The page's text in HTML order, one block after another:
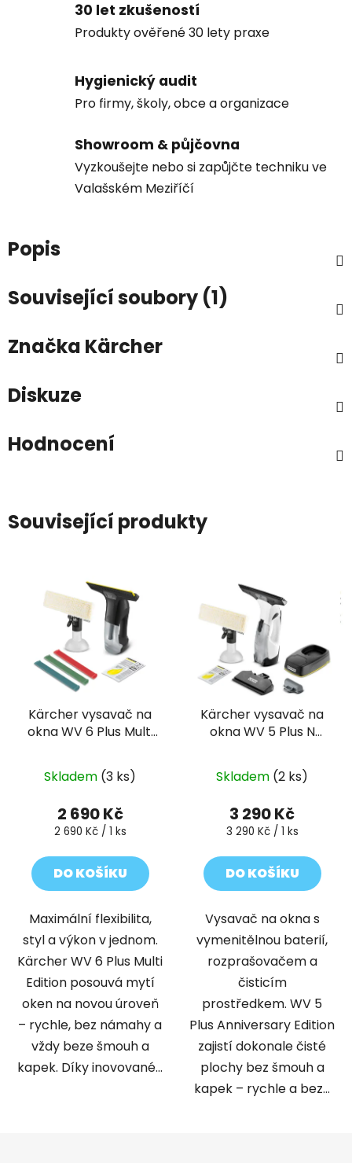
30 let zkušeností
Produkty ověřené 30 lety praxe
Hygienický audit
Pro firmy, školy, obce a organizace
Showroom & půjčovna
Vyzkoušejte nebo si zapůjčte techniku ve
Valašském Meziříčí
Popis
Související soubory (1)
Značka Kärcher
Diskuze
Hodnocení
Související produkty
Kärcher vysavač na
okna WV 6 Plus Multi
Skladem (3 ks)
2 690 Kč
Měrná
2 690 Kč / 1 ks
DO KOŠÍKU
Maximální flexibilita,
styl a výkon v jednom.
Kärcher WV 6 Plus Multi
Edition posouvá mytí
oken na novou úroveň
– rychle, bez námahy a
vždy beze šmouh a
kapek. Díky inovované...
Kärcher vysavač na
okna WV 5 Plus N
Skladem (2 ks)
3 290 Kč
Měrná
3 290 Kč / 1 ks
DO KOŠÍKU
Vysavač na okna s
vymenitělnou baterií,
rozprašovačem a
čisticím
prostředkem. WV 5
Plus Anniversary Edition
zajistí dokonale čisté
plochy bez šmouh a
kapek – rychle a bez...